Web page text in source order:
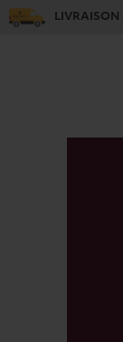
LIVRAISON